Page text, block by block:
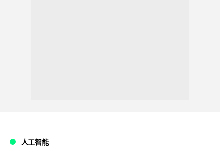
人工智能